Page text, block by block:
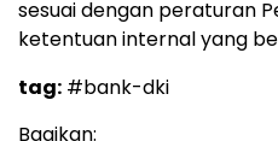
sesuai dengan peraturan
ketentuan internal yang
tag: #bank-dki
Bagikan: